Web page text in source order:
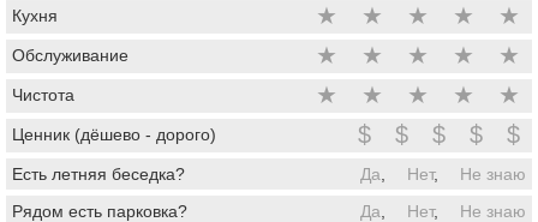
Кухня ★ ★ ★ ★ ★
Обслуживание ★ ★ ★ ★ ★
Чистота ★ ★ ★ ★ ★
Ценник (дёшево - дорого) $ $ $ $ $
Есть летняя беседка? Да Нет,
Не знаю
Рядом есть парковка?
Да Нет,
Не знаю